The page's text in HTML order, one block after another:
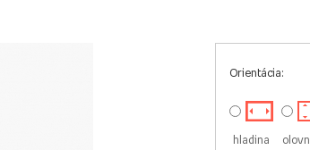
Orientácia:
hladina